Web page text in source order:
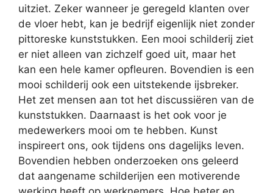
uitziet. Zeker wanneer je geregeld klanten over
de vloer hebt, kan je bedrijf eigenlijk niet zonder
pittoreske kunststukken. Een mooi schilderij ziet
er niet alleen van zichzelf goed uit, maar het
kan een hele kamer opfleuren. Bovendien is een
mooi schilderij ook een uitstekende ijsbreker.
Het zet mensen aan tot het discussiëren van de
kunststukken. Daarnaast is het ook voor je
medewerkers mooi om te hebben. Kunst
inspireert ons, ook tijdens ons dagelijks leven.
Bovendien hebben onderzoeken ons geleerd
dat aangename schilderijen een motiverende